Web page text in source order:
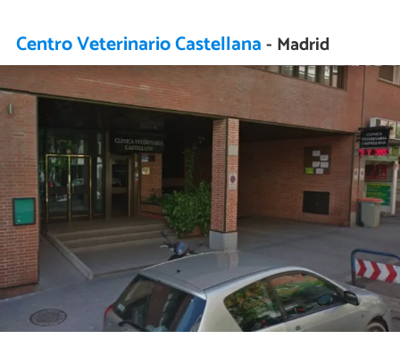
Centro Veterinario Castellana- Madrid